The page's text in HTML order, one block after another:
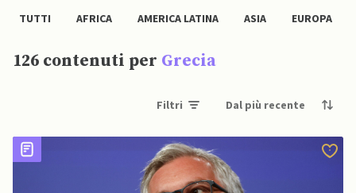
TUTTI AFRICA AMERICA LATINA ASIA EUROPA
126 contenuti per Grecia
Filtri